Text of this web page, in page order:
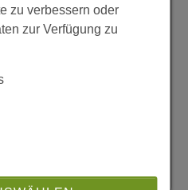
der
sind auch
für Sie geöffnet. Die
finden Sie hier.
zu verbessern oder
zur Verfügung zu